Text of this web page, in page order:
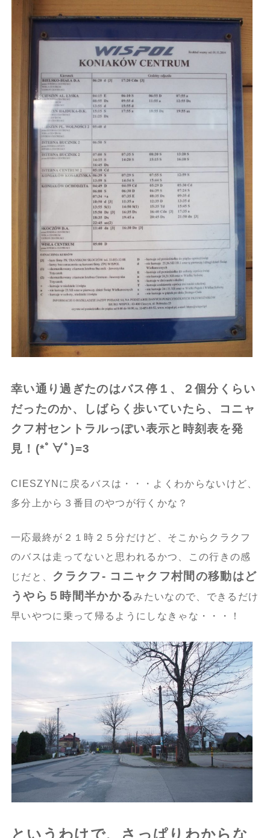
幸い通り過ぎたのはバス停１、２個分くらい
だったのか、しばらく歩いていたら、コニャ
クフ村セントラルっぽい表示と時刻表を発
見！(*ﾟ∀ﾟ)=3
CIESZYNに戻るバスは・・・よくわからないけど、
多分上から３番目のやつが行くかな？
一応最終が２１時２５分だけど、そこからクラクフ
のバスは走ってないと思われるかつ、この行きの感
じだと、
クラクフ- コニャクフ村間の移動はど
うやら５時間半かかるみたいなので、できるだけ
早いやつに乗って帰るようにしなきゃな・・・！
というわけで、さっぱりわからな